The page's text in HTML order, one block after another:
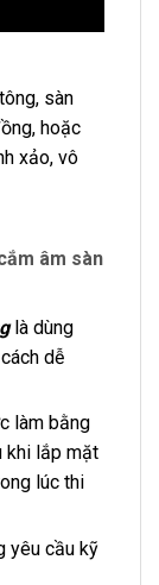
sàn
hoặc
xảo, vô
âm sàn
là dùng
dễ
làm bằng
khi lắp mặt
lúc thi
yêu cầu kỹ